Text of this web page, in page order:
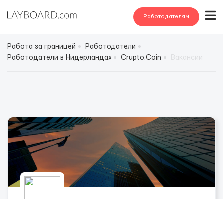
Работодателям
Работа за границей
Работодатели
Работодатели в Нидерландах
Crupto.Coin